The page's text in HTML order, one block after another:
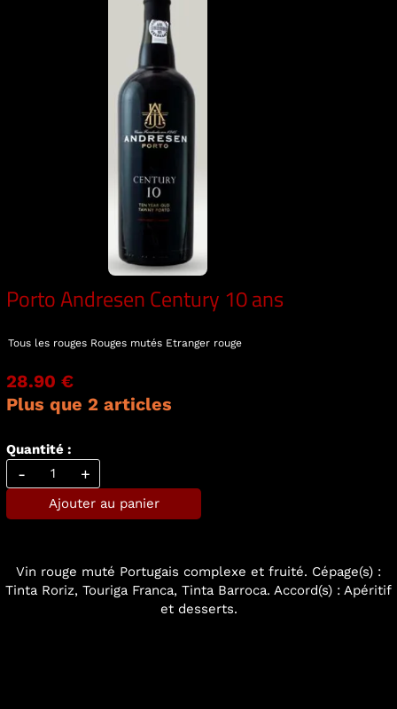
Porto Andresen Century 10 ans
Tous les rouges Rouges mutés Etranger rouge
28.90 €
Plus que 2 articles
Quantité :
- +
Ajouter au panier
Vin rouge muté Portugais complexe et fruité. Cépage(s) :
Tinta Roriz, Touriga Franca, Tinta Barroca. Accord(s) : Apéritif
et desserts.